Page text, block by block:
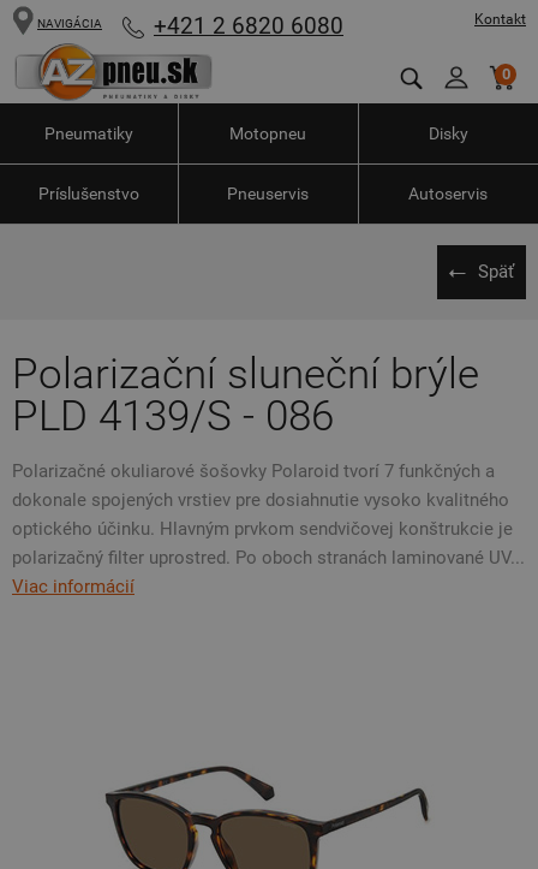
Kontakt
NAVIGÁCIA +421 2 6820 6080
0
Pneumatiky Motopneu Disky
Príslušenstvo Pneuservis Autoservis
Späť
Polarizační sluneční brýle
PLD 4139/S - 086
Polarizačné okuliarové šošovky Polaroid tvorí 7 funkčných a
dokonale spojených vrstiev pre dosiahnutie vysoko kvalitného
optického účinku. Hlavným prvkom sendvičovej konštrukcie je
polarizačný filter uprostred. Po oboch stranách laminované UV...
Viac informácií